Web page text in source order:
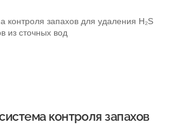
контроля запахов для удаления H₂S
из сточных вод
контроля запахов